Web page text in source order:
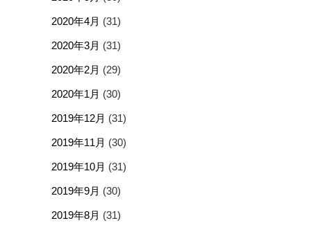
2020年4月 (31)
2020年3月 (31)
2020年2月 (29)
2020年1月 (30)
2019年12月 (31)
2019年11月 (30)
2019年10月 (31)
2019年9月 (30)
2019年8月 (31)